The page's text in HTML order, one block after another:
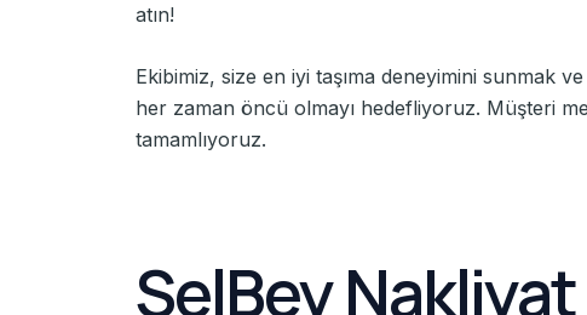
atın!
Ekibimiz, size en iyi taşıma deneyimini sunmak
her zaman öncü olmayı hedefliyoruz. Müşteri
tamamlıyoruz.
SelBey Nakliyat